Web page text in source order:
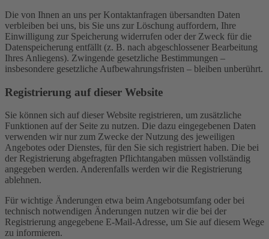
Die von Ihnen an uns per Kontaktanfragen übersandten Daten
verbleiben bei uns, bis Sie uns zur Löschung auffordern, Ihre
Einwilligung zur Speicherung widerrufen oder der Zweck für die
Datenspeicherung entfällt (z. B. nach abgeschlossener Bearbeitung
Ihres Anliegens). Zwingende gesetzliche Bestimmungen –
insbesondere gesetzliche Aufbewahrungsfristen – bleiben unberührt.
Registrierung auf dieser Website
Sie können sich auf dieser Website registrieren, um zusätzliche
Funktionen auf der Seite zu nutzen. Die dazu eingegebenen Daten
verwenden wir nur zum Zwecke der Nutzung des jeweiligen
Angebotes oder Dienstes, für den Sie sich registriert haben. Die bei
der Registrierung abgefragten Pflichtangaben müssen vollständig
angegeben werden. Anderenfalls werden wir die Registrierung
ablehnen.
Für wichtige Änderungen etwa beim Angebotsumfang oder bei
technisch notwendigen Änderungen nutzen wir die bei der
Registrierung angegebene E-Mail-Adresse, um Sie auf diesem Wege
zu informieren.